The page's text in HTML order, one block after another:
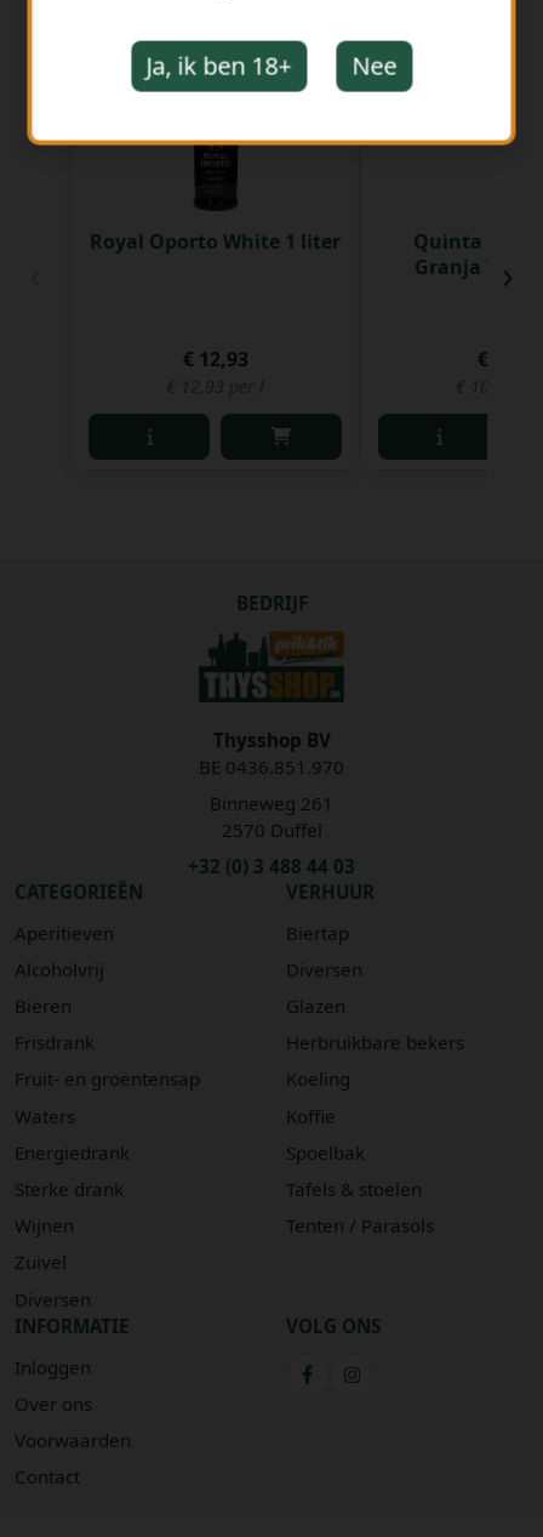
Royal Oporto White 1 liter
€ 12,93
€ 12,93 per l
Quinta do
Granja
€ 7,54
€ 10,06
›
BEDRIJF
Thysshop BV
BE 0436.851.970
Binneweg 261
2570 Duffel
+32 (0) 3 488 44 03
CATEGORIEËN
Aperitieven
Alcoholvrij
Bieren
Frisdrank
Fruit- en groentensap
Waters
Energiedrank
Sterke drank
Wijnen
Zuivel
Diversen
VERHUUR
Biertap
Diversen
Glazen
Herbruikbare bekers
Koeling
Koffie
Spoelbak
Tafels & stoelen
Tenten / Parasols
INFORMATIE
Inloggen
Over ons
Voorwaarden
Contact
VOLG ONS
Ja, ik ben 18+ Nee